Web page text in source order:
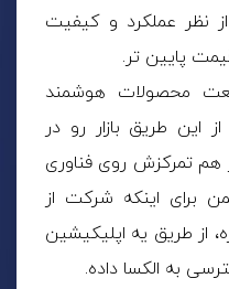
نظر عملکرد و کیفیت
پایین تر.
محصولات هوشمند
این طریق بازار رو در
تمرکزش روی فناوری
برای اینکه شرکت از
از طریق یه اپلیکیشین
به الکسا داده.